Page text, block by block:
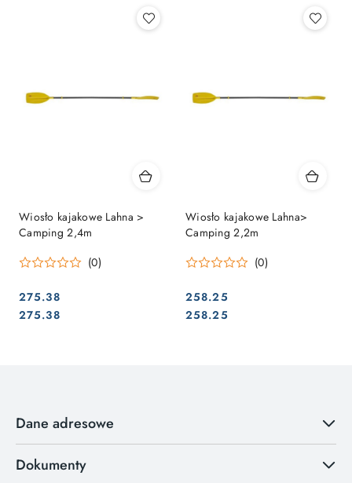
Wiosło kajakowe Lahna >
Camping 2,4m
(0)
Cena:
275.38
Cena:
275.38
Wiosło kajakowe Lahna>
Camping 2,2m
(0)
Cena:
258.25
Cena:
258.25
Dane adresowe
Dokumenty